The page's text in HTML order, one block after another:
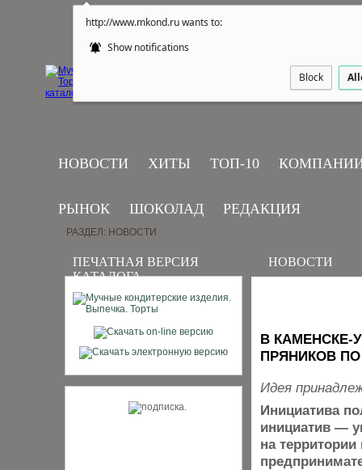
http://www.mkond.ru wants to:
Show notifications
Block
НОВОСТИ ХИТЫ ТОП-10
РЫНОК ШОКОЛАД РЕДАКЦИЯ
ПЕЧАТНАЯ ВЕРСИЯ
КАТАЛОГА
РАЗДЕЛ: НОВОСТИ
НОВОСТИ
В КАМЕНСКЕ-
ПРЯНИКОВ
Идея
Инициатива
инициатив —
на